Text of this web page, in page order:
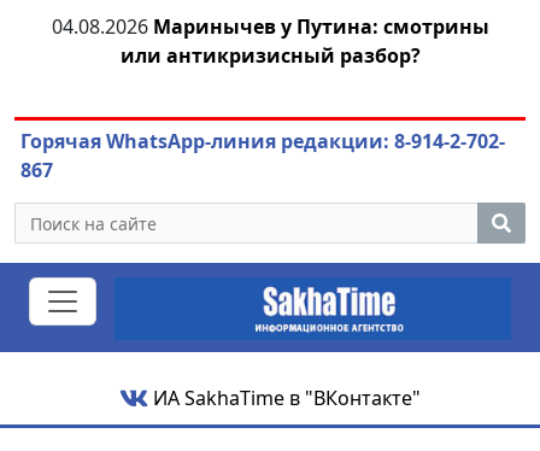
04.08.2026 Маринычев у Путина: смотрины
или антикризисный разбор?
Горячая WhatsApp-линия редакции: 8-914-2-702-
867
ИА SakhaTime в "ВКонтакте"